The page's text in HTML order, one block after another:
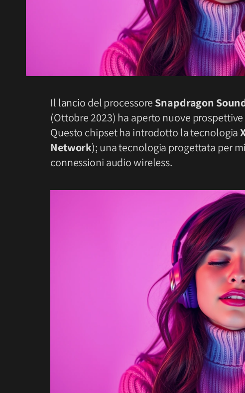
Il lancio del processore Snapdragon
(Ottobre 2023) ha aperto nuove
Questo chipset ha introdotto la tecnologia
Network); una tecnologia progettata per
connessioni audio wireless.